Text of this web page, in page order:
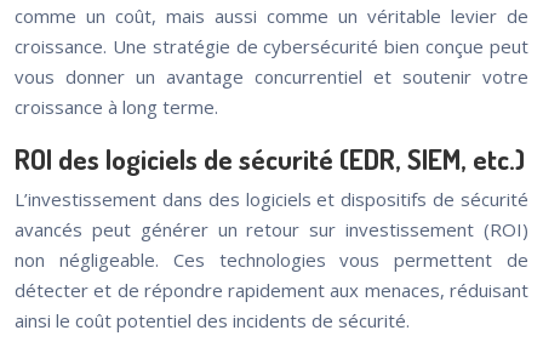
comme un coût, mais aussi comme un véritable levier de
croissance. Une stratégie de cybersécurité bien conçue peut
vous donner un avantage concurrentiel et soutenir votre
croissance à long terme.
ROI des logiciels de sécurité (EDR, SIEM, etc.)
L’investissement dans des logiciels et dispositifs de sécurité
avancés peut générer un retour sur investissement (ROI)
non négligeable. Ces technologies vous permettent de
détecter et de répondre rapidement aux menaces, réduisant
ainsi le coût potentiel des incidents de sécurité.